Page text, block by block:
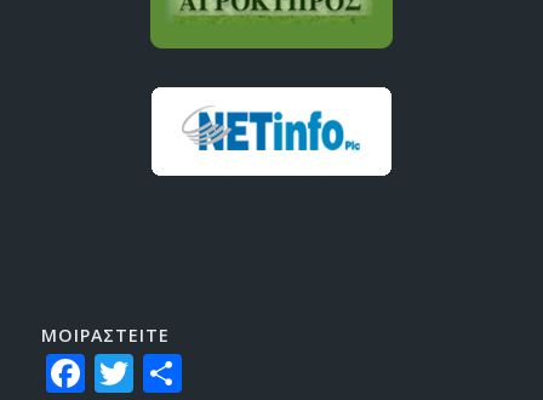
ΜΟΙΡΑΣTEITE
Facebook
Twitter
Share